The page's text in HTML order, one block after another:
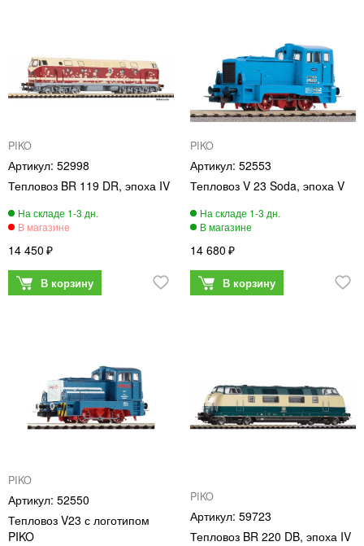
PIKO
52998
Тепловоз BR 119 DR, эпоха IV
14 450
PIKO
52553
Тепловоз V 23 Soda, эпоха V
14 680
PIKO
52550
Тепловоз V23 с логотипом
PIKO
PIKO
59723
Тепловоз BR 220 DB, эпоха IV